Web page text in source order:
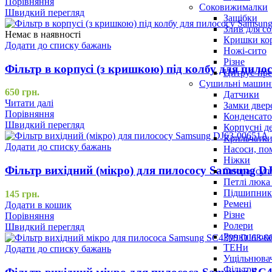
Соковижималки
Защібки
Злив для
Кришки
Ножі-сито
Різне
Цитрус-
Сушильні
Датчики
Замки
Корпусні
Крильчатки
Насоси,
Ніжки
Опора
Петлі люка
Ремені
Різне
Ролери
Ручки
ТЕНи
Фільтри
Швидкий перегляд
Немає в наявності
Додати до списку бажань
Фільтр в корпусі (з кришкою) під колбу для
650 грн.
Читати далі
Порівняння
Швидкий перегляд
Додати до списку бажань
Фільтр вихідний (мікро) для пилососу Samsung
145 грн.
Додати в кошик
Порівняння
Швидкий перегляд
Додати до списку бажань